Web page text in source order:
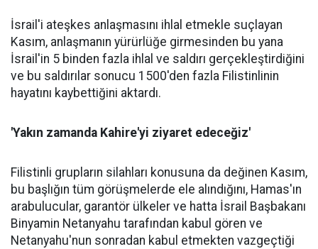
İsrail'i ateşkes anlaşmasını ihlal etmekle suçlayan
Kasım, anlaşmanın yürürlüğe girmesinden bu yana
İsrail'in 5 binden fazla ihlal ve saldırı gerçekleştirdiğini
ve bu saldırılar sonucu 1500'den fazla Filistinlinin
hayatını kaybettiğini aktardı.
'Yakın zamanda Kahire'yi ziyaret edeceğiz'
Filistinli grupların silahları konusuna da değinen Kasım,
bu başlığın tüm görüşmelerde ele alındığını, Hamas'ın
arabulucular, garantör ülkeler ve hatta İsrail Başbakanı
Binyamin Netanyahu tarafından kabul gören ve
Netanyahu'nun sonradan kabul etmekten vazgeçtiği